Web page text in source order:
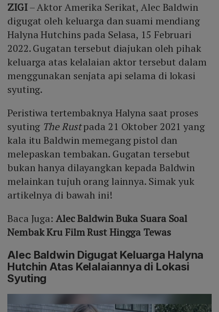
ZIGI– Aktor Amerika Serikat, Alec Baldwin
digugat oleh keluarga dan suami mendiang
Halyna Hutchins pada Selasa, 15 Februari
2022. Gugatan tersebut diajukan oleh pihak
keluarga atas kelalaian aktor tersebut dalam
menggunakan senjata api selama di lokasi
syuting.
Peristiwa tertembaknya Halyna saat proses
syuting The Rustpada 21 Oktober 2021 yang
kala itu Baldwin memegang pistol dan
melepaskan tembakan. Gugatan tersebut
bukan hanya dilayangkan kepada Baldwin
melainkan tujuh orang lainnya. Simak yuk
artikelnya di bawah ini!
Baca Juga: Alec Baldwin Buka Suara Soal
Nembak Kru Film Rust Hingga Tewas
Alec Baldwin Digugat Keluarga Halyna
Hutchin Atas Kelalaiannya di Lokasi
Syuting